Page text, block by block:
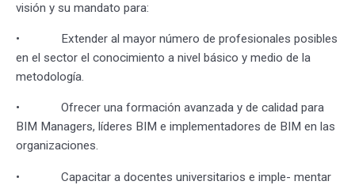
visión y su mandato para:
• Extender al mayor número de profesionales posibles
en el sector el conocimiento a nivel básico y medio de la
metodología.
• Ofrecer una formación avanzada y de calidad para
BIM Managers, líderes BIM e implementadores de BIM en las
organizaciones.
• Capacitar a docentes universitarios e imple- mentar